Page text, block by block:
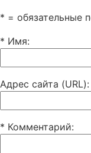
* = обязательные
* Имя:
Адрес сайта (URL):
* Комментарий: